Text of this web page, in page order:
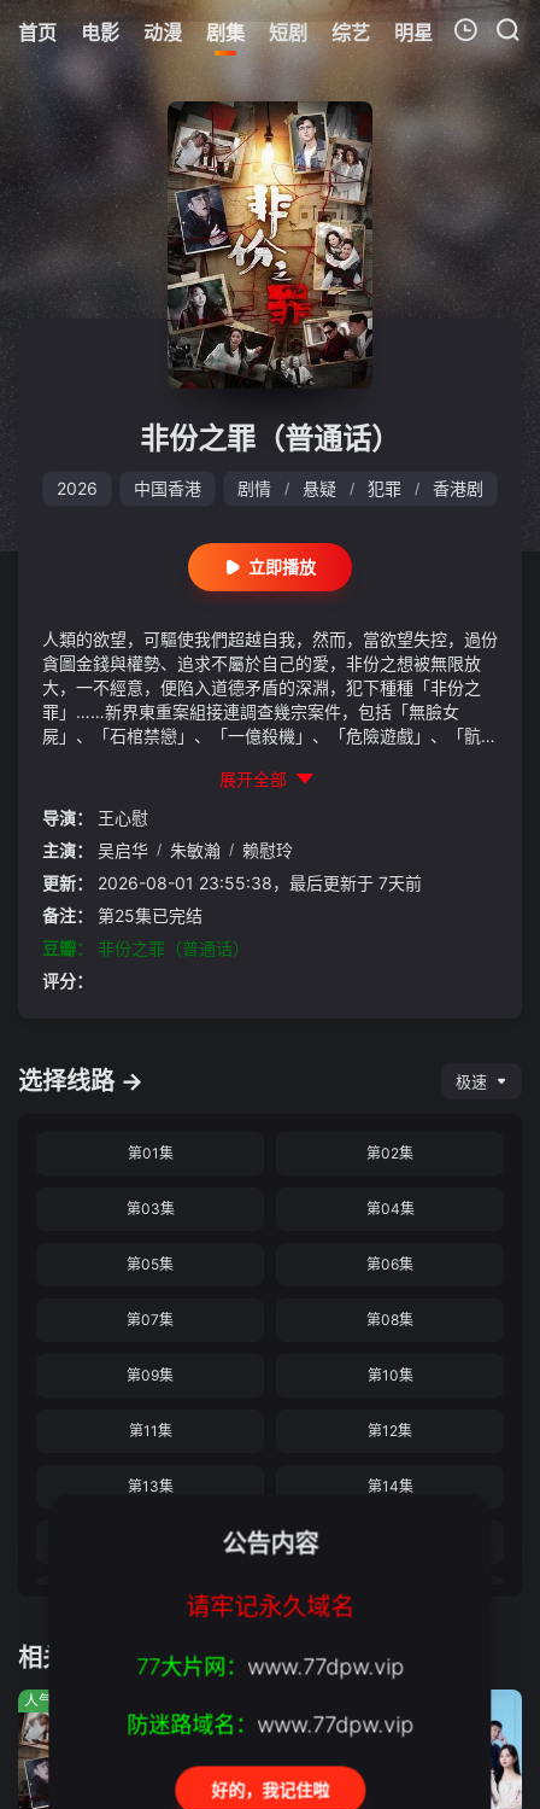
首页 电影 动漫 剧集 短剧 综艺 明星 周表
我的观影记录
暂无观看影片的记录
非份之罪（普通话）
2026 中国香港 剧情 / 悬疑 / 犯罪 / 香港剧
立即播放
人類的欲望，可驅使我們超越自我，然而，當欲望失控，過份
貪圖金錢與權勢、追求不屬於自己的愛，非份之想被無限放
大，一不經意，便陷入道德矛盾的深淵，犯下種種「非份之
罪」……新界東重案組接連調查幾宗案件，包括「無臉女
屍」、「石棺禁戀」、「一億殺機」、「危險遊戲」、「骯髒
係，構成一樁樁匪夷所思的迷案，揭露觸摸不透的人性黑暗
面。
展开全部
导演：
王心慰
主演：
吴启华 / 朱敏瀚 / 赖慰玲
更新：
2026-08-01 23:55:38，最后更新于 7天前
备注：
第25集已完结
豆瓣：
非份之罪（普通话）
评分：
选择线路 → 极速
第01集 第02集
第03集 第04集
第05集 第06集
第07集 第08集
第09集 第10集
第11集 第12集
第13集 第14集
第19集
第21集
相关推荐
人气:1119
公告内容
请牢记永久域名
77大片网： www.77dpw.vip
防迷路域名： www.77dpw.vip
好的，我记住啦